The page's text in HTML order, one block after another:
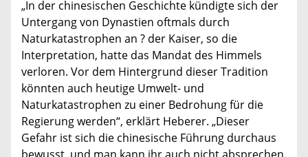
„In der chinesischen Geschichte kündigte sich der
Untergang von Dynastien oftmals durch
Naturkatastrophen an ? der Kaiser, so die
Interpretation, hatte das Mandat des Himmels
verloren. Vor dem Hintergrund dieser Tradition
könnten auch heutige Umwelt- und
Naturkatastrophen zu einer Bedrohung für die
Regierung werden“, erklärt Heberer. „Dieser
Gefahr ist sich die chinesische Führung durchaus